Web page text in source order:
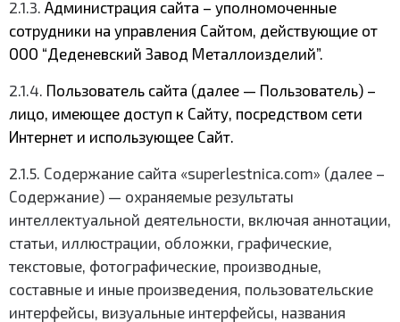
2.1.3. Администрация сайта – уполномоченные
сотрудники на управления Сайтом, действующие от
ООО “Деденевский Завод Металлоизделий”.
2.1.4. Пользователь сайта (далее — Пользователь) –
лицо, имеющее доступ к Сайту, посредством сети
Интернет и использующее Сайт.
2.1.5. Содержание сайта «superlestnica.com» (далее –
Содержание) — охраняемые результаты
интеллектуальной деятельности, включая аннотации,
статьи, иллюстрации, обложки, графические,
текстовые, фотографические, производные,
составные и иные произведения, пользовательские
интерфейсы, визуальные интерфейсы, названия